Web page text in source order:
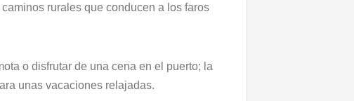
rurales que conducen a los faros
o disfrutar de una cena en el puerto; la
unas vacaciones relajadas.